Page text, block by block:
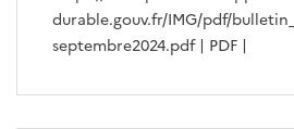
durable.gouv.fr/IMG/pdf/
septembre2024.pdf | PDF |